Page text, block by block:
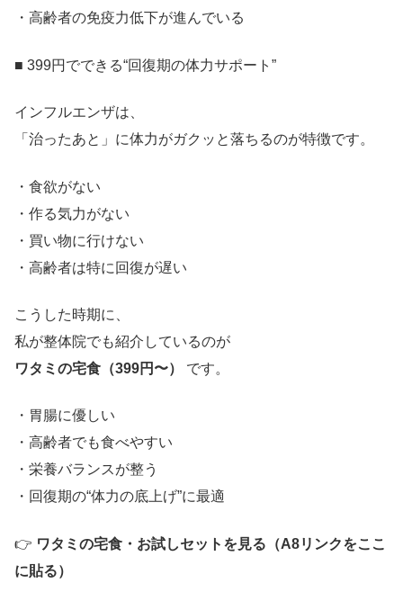
・高齢者の免疫力低下が進んでいる
■ 399円でできる“回復期の体力サポート”
インフルエンザは、
「治ったあと」に体力がガクッと落ちるのが特徴です。
・食欲がない
・作る気力がない
・買い物に行けない
・高齢者は特に回復が遅い
こうした時期に、
私が整体院でも紹介しているのが
ワタミの宅食（399円〜）
です。
・胃腸に優しい
・高齢者でも食べやすい
・栄養バランスが整う
・回復期の“体力の底上げ”に最適
👉 ワタミの宅食・お試しセットを見る（A8リンクをここ
に貼る）